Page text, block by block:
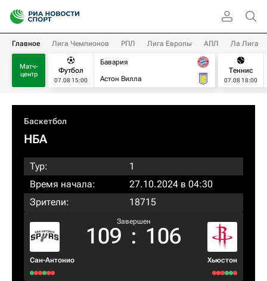
Главное Лига Чемпионов РПЛ Лига Европы АПЛ Ла Лига
Матч-
центр
Футбол
07.08 15:00
Бавария
Астон Вилла
Теннис
07.08 18:00
Баскетбол
НБА
Тур:
1
Время начала:
27.10.2024 в 04:30
Зрители:
18715
Сан-Антонио
Завершен
109 : 106
Хьюстон